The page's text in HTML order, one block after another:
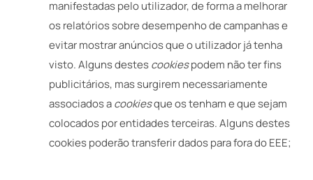
manifestadas pelo utilizador, de forma a melhorar
os relatórios sobre desempenho de campanhas e
evitar mostrar anúncios que o utilizador já tenha
visto. Alguns destescookiespodem não ter fins
publicitários, mas surgirem necessariamente
associados acookiesque os tenham e que sejam
colocados por entidades terceiras. Alguns destes
cookies poderão transferir dados para fora do EEE;